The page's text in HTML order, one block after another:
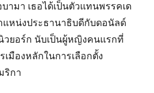
ามา เธอได้เป็นตัวแทนพรรคเด
แหน่งประธานาธิบดีกับดอนัลด์
วยอร์ก นับเป็นผู้หญิงคนแรกที่
มืองหลักในการเลือกตั้ง
ริกา